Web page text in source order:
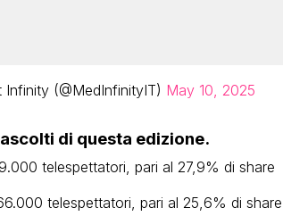
(@MedInfinityIT) May 10, 2025
di questa edizione.
telespettatori, pari al 27,9% di share
telespettatori, pari al 25,6% di share